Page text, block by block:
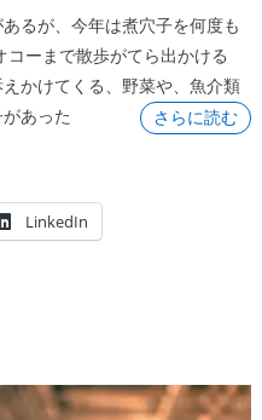
るが、今年は煮穴子を何度も
ーまで散歩がてら出かける
かけてくる、野菜や、魚介類
あった
さらに読む
LinkedIn